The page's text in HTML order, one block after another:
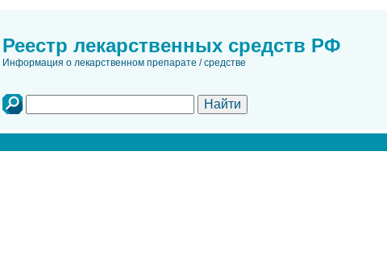
Реестр лекарственных средств РФ
Информация о лекарственном препарате / средстве